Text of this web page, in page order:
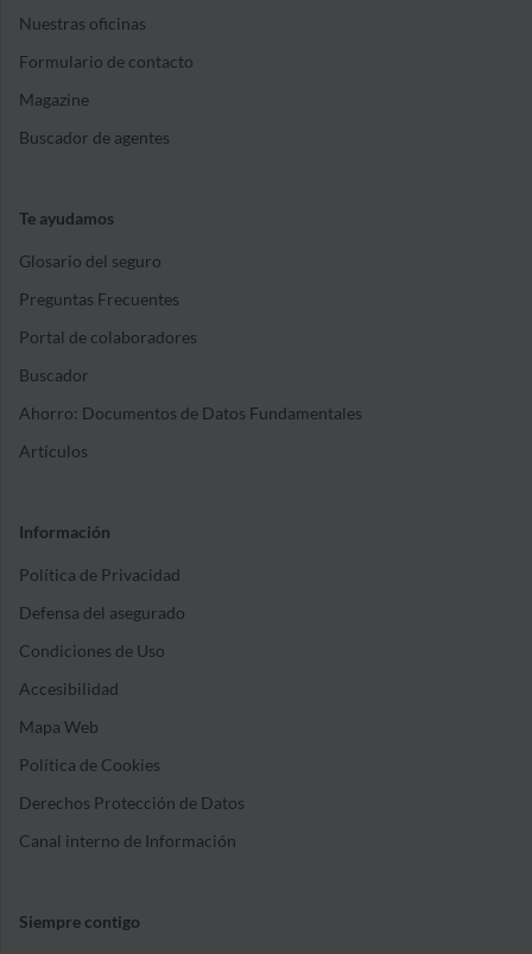
Nuestras oficinas
Formulario de contacto
Magazine
Buscador de agentes
Te ayudamos
Glosario del seguro
Preguntas Frecuentes
Portal de colaboradores
Buscador
Ahorro: Documentos de Datos Fundamentales
Artículos
Información
Política de Privacidad
Defensa del asegurado
Condiciones de Uso
Accesibilidad
Mapa Web
Política de Cookies
Derechos Protección de Datos
Canal interno de Información
Siempre contigo